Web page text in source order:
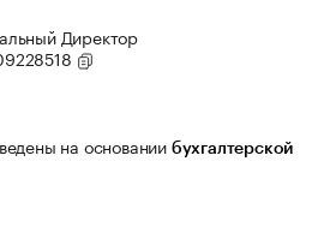
Директор
на основании бухгалтерской